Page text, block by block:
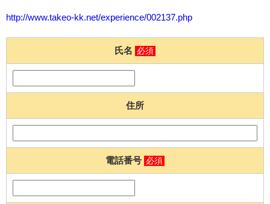
http://www.takeo-kk.net/experience/002137.php
氏名 必須
住所
電話番号 必須